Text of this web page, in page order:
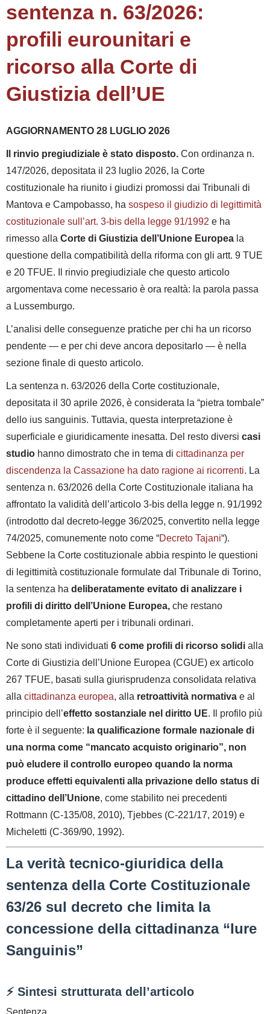
sentenza n. 63/2026:
profili eurounitari e
ricorso alla Corte di
Giustizia dell’UE
AGGIORNAMENTO 28 LUGLIO 2026
Il rinvio pregiudiziale è stato disposto. Con ordinanza n.
147/2026, depositata il 23 luglio 2026, la Corte
costituzionale ha riunito i giudizi promossi dai Tribunali di
Mantova e Campobasso, ha sospeso il giudizio di legittimità
costituzionale sull’art. 3-bis della legge 91/1992 e ha
rimesso alla Corte di Giustizia dell’Unione Europea la
questione della compatibilità della riforma con gli artt. 9 TUE
e 20 TFUE. Il rinvio pregiudiziale che questo articolo
argomentava come necessario è ora realtà: la parola passa
a Lussemburgo.
L’analisi delle conseguenze pratiche per chi ha un ricorso
pendente — e per chi deve ancora depositarlo — è nella
sezione finale di questo articolo.
La sentenza n. 63/2026 della Corte costituzionale,
depositata il 30 aprile 2026, è considerata la “pietra tombale”
dello ius sanguinis. Tuttavia, questa interpretazione è
superficiale e giuridicamente inesatta. Del resto diversi casi
studio hanno dimostrato che in tema di cittadinanza per
discendenza la Cassazione ha dato ragione ai ricorrenti. La
sentenza n. 63/2026 della Corte Costituzionale italiana ha
affrontato la validità dell’articolo 3-bis della legge n. 91/1992
(introdotto dal decreto-legge 36/2025, convertito nella legge
74/2025, comunemente noto come “Decreto Tajani“).
Sebbene la Corte costituzionale abbia respinto le questioni
di legittimità costituzionale formulate dal Tribunale di Torino,
la sentenza ha deliberatamente evitato di analizzare i
profili di diritto dell’Unione Europea, che restano
completamente aperti per i tribunali ordinari.
Ne sono stati individuati 6 come profili di ricorso solidi alla
Corte di Giustizia dell’Unione Europea (CGUE) ex articolo
267 TFUE, basati sulla giurisprudenza consolidata relativa
alla cittadinanza europea, alla retroattività normativa e al
principio dell’effetto sostanziale nel diritto UE. Il profilo più
forte è il seguente: la qualificazione formale nazionale di
una norma come “mancato acquisto originario”, non
può eludere il controllo europeo quando la norma
produce effetti equivalenti alla privazione dello status di
cittadino dell’Unione, come stabilito nei precedenti
Rottmann (C-135/08, 2010), Tjebbes (C-221/17, 2019) e
Micheletti (C-369/90, 1992).
La verità tecnico-giuridica della
sentenza della Corte Costituzionale
63/26 sul decreto che limita la
concessione della cittadinanza “Iure
Sanguinis”
⚡ Sintesi strutturata dell’articolo
Sentenza